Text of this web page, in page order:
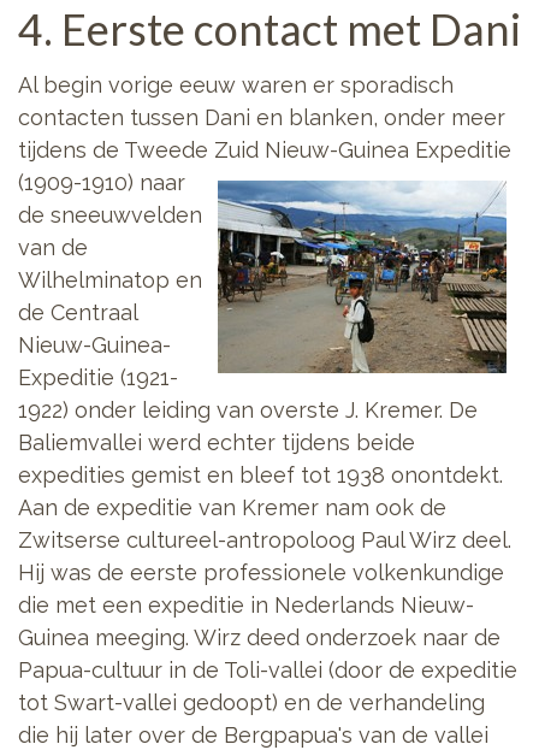
4. Eerste contact met Dani
Al begin vorige eeuw waren er sporadisch
contacten tussen Dani en blanken, onder meer
tijdens de Tweede Zuid Nieuw-Guinea Expeditie
(1909-1910) naar
de sneeuwvelden
van de
Wilhelminatop en
de Centraal
Nieuw-Guinea-
Expeditie (1921-
1922) onder leiding van overste J. Kremer. De
Baliemvallei werd echter tijdens beide
expedities gemist en bleef tot 1938 onontdekt.
Aan de expeditie van Kremer nam ook de
Zwitserse cultureel-antropoloog Paul Wirz deel.
Hij was de eerste professionele volkenkundige
die met een expeditie in Nederlands Nieuw-
Guinea meeging. Wirz deed onderzoek naar de
Papua-cultuur in de Toli-vallei (door de expeditie
tot Swart-vallei gedoopt) en de verhandeling
die hij later over de Bergpapua's van de vallei